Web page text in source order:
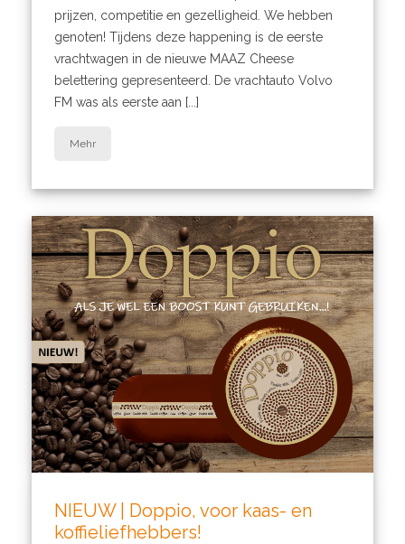
prijzen, competitie en gezelligheid. We hebben
genoten! Tijdens deze happening is de eerste
vrachtwagen in de nieuwe MAAZ Cheese
belettering gepresenteerd. De vrachtauto Volvo
FM was als eerste aan [...]
Mehr
NIEUW | Doppio, voor kaas- en
koffieliefhebbers!